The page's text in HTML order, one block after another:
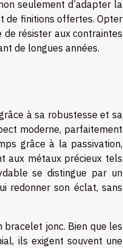
seulement d’adapter la
de finitions offertes. Opter
résister aux contraintes
de longues années.
à sa robustesse et sa
moderne, parfaitement
grâce à la passivation,
aux métaux précieux tels
se distingue par un
redonner son éclat, sans
jonc. Bien que les
ils exigent souvent une